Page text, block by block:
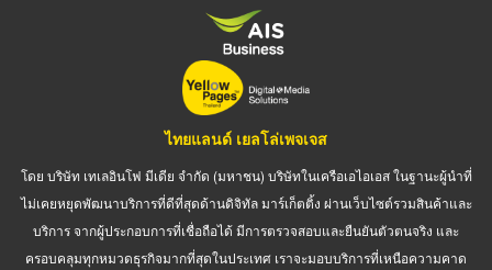
ไทยแลนด์ เยลโล่เพจเจส
โดย บริษัท เทเลอินโฟ มีเดีย จำกัด (มหาชน) บริษัทในเครือเอไอเอส ในฐานะผู้นำที่
ไม่เคยหยุดพัฒนาบริการที่ดีที่สุดด้านดิจิทัล มาร์เก็ตติ้ง ผ่านเว็บไซต์รวมสินค้าและ
บริการ จากผู้ประกอบการที่เชื่อถือได้ มีการตรวจสอบและยืนยันตัวตนจริง และ
ครอบคลุมทุกหมวดธุรกิจมากที่สุดในประเทศ เราจะมอบบริการที่เหนือความคาด